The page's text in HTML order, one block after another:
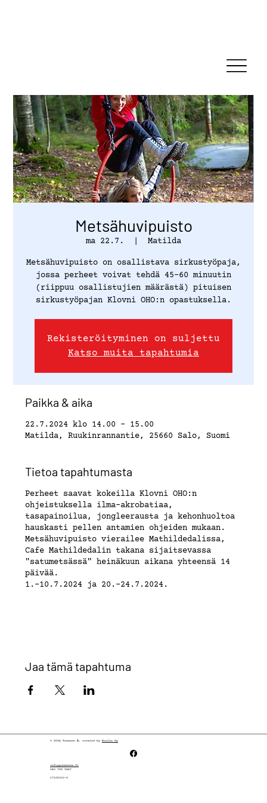
Metsähuvipuisto
ma 22.7. Matilda
Metsähuvipuisto on osallistava sirkustyöpaja,
jossa perheet voivat tehdä 45-60 minuutin
(riippuu osallistujien määrästä) pituisen
sirkustyöpajan Klovni OHO:n opastuksella.
Rekisteröityminen on suljettu
Katso muita tapahtumia
Paikka & aika
22.7.2024 klo 14.00 – 15.00
Matilda, Ruukinrannantie, 25660 Salo, Suomi
Tietoa tapahtumasta
Perheet saavat kokeilla Klovni OHO:n
ohjeistuksella ilma-akrobatiaa,
tasapainoilua, jongleerausta ja kehonhuoltoa
hauskasti pellen antamien ohjeiden mukaan.
Metsähuvipuisto vierailee Mathildedalissa,
Cafe Mathildedalin takana sijaitsevassa
"satumetsässä" heinäkuun aikana yhteensä 14
päivää.
1.-10.7.2024 ja 20.-24.7.2024.
Jaa tämä tapahtuma
© 2024 Punanen Ä, created by Koolle Oy
info@punanena.fi
040 708 9847
17105310-0